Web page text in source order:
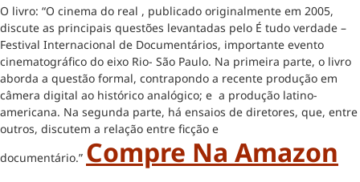
O livro: “O cinema do real , publicado originalmente em 2005,
discute as principais questões levantadas pelo É tudo verdade –
Festival Internacional de Documentários, importante evento
cinematográfico do eixo Rio- São Paulo. Na primeira parte, o livro
aborda a questão formal, contrapondo a recente produção em
câmera digital ao histórico analógico; e a produção latino-
americana. Na segunda parte, há ensaios de diretores, que, entre
outros, discutem a relação entre ficção e
documentário.” Compre Na Amazon